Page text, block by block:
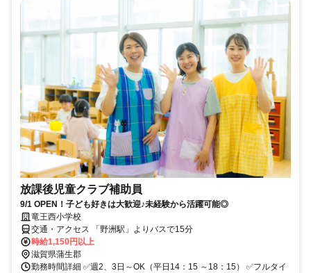
放課後児童クラブ補助員
9/1 OPEN！子ども好きは大歓迎♪未経験から活躍可能◎
竜王西小学校
交通・アクセス 「野洲駅」よりバスで15分
時給1,150円以上
滋賀県蒲生郡
勤務時間詳細 ✅週2、3日～OK（平日14：15 ～18：15） ✅フルタイ